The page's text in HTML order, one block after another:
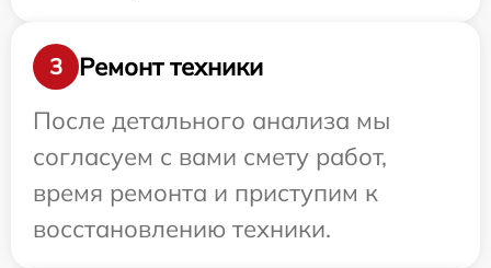
3
Ремонт техники
После детального анализа мы
согласуем с вами смету работ,
время ремонта и приступим к
восстановлению техники.